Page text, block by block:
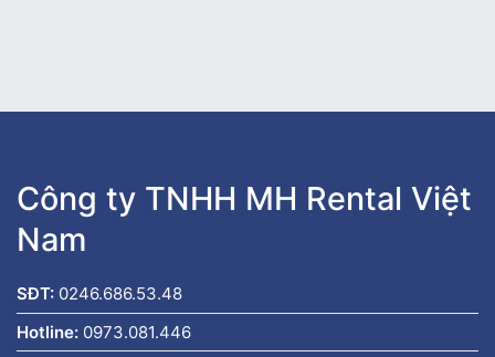
Công ty TNHH MH Rental Việt
Nam
SĐT: 0246.686.53.48
Hotline: 0973.081.446